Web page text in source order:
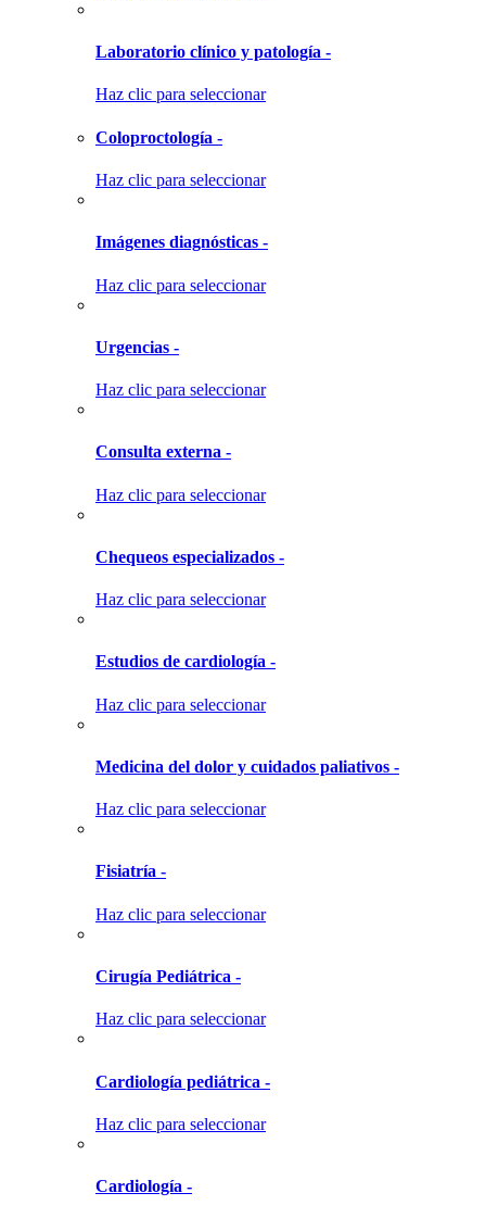
Laboratorio clínico y patología -
Haz clic para seleccionar
Coloproctología -
Haz clic para seleccionar
Imágenes diagnósticas -
Haz clic para seleccionar
Urgencias -
Haz clic para seleccionar
Consulta externa -
Haz clic para seleccionar
Chequeos especializados -
Haz clic para seleccionar
Estudios de cardiología -
Haz clic para seleccionar
Medicina del dolor y cuidados paliativos -
Haz clic para seleccionar
Fisiatría -
Haz clic para seleccionar
Cirugía Pediátrica -
Haz clic para seleccionar
Cardiología pediátrica -
Haz clic para seleccionar
Cardiología -